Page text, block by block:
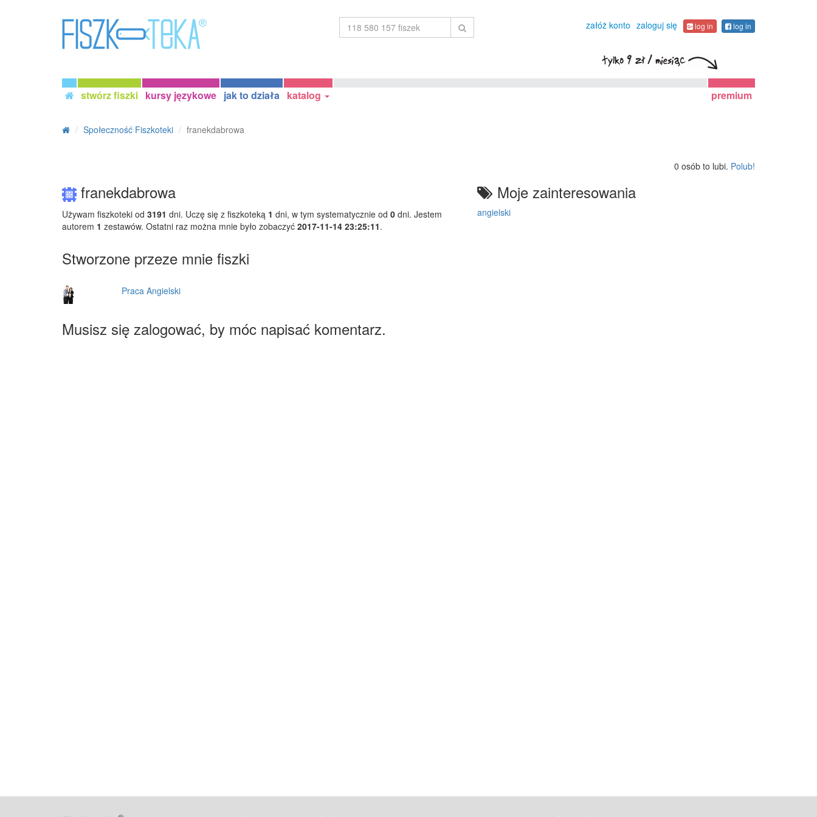
załóż konto zaloguj się log in log in
stwórz fiszki kursy językowe jak to działa katalog premium
Społeczność Fiszkoteki franekdabrowa
0 osób to lubi. Polub!
franekdabrowa
Używam fiszkoteki od 3191 dni. Uczę się z fiszkoteką 1 dni, w tym systematycznie od 0 dni. Jestem
autorem 1 zestawów. Ostatni raz można mnie było zobaczyć 2017-11-14 23:25:11.
Moje zainteresowania
angielski
Stworzone przeze mnie fiszki
Praca Angielski
Musisz się zalogować, by móc napisać komentarz.